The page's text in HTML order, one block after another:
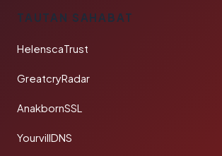
TAUTAN SAHABAT
HelenscaTrust
GreatcryRadar
AnakbornSSL
YourvillDNS